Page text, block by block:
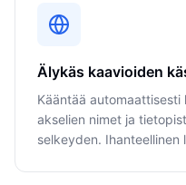
Älykäs kaavioiden
Kääntää
akselien nimet ja
selkeyden.